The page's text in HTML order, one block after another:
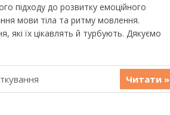
підходу до розвитку емоційного
мови тіла та ритму мовлення.
які їх цікавлять й турбують. Дякуємо
Читати »